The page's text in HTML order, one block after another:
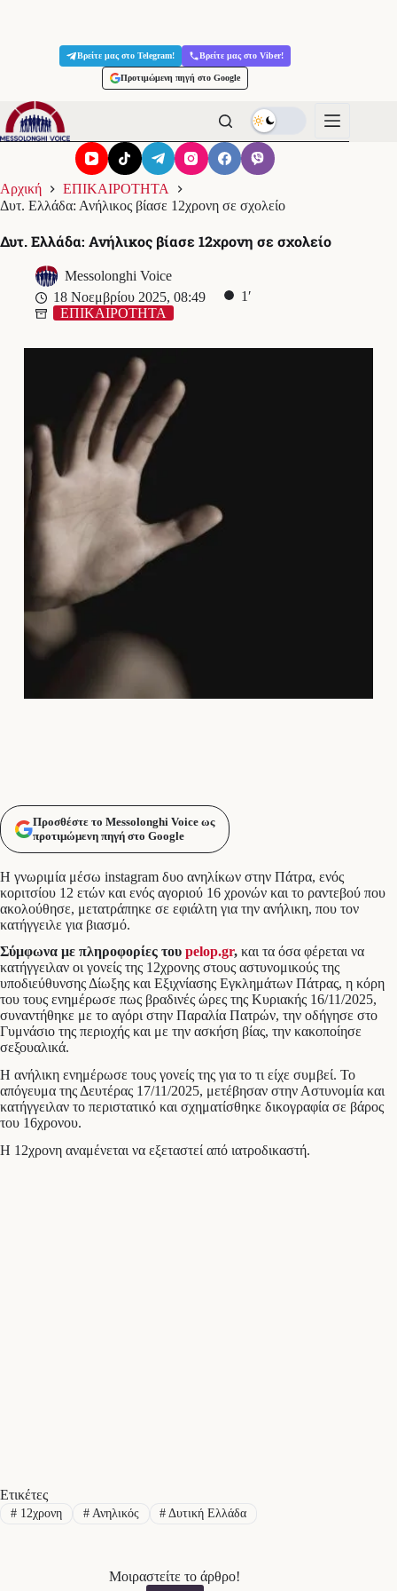
Βρείτε μας στο Telegram! Βρείτε μας στο Viber!
Προτιμώμενη πηγή στο Google
Αρχική
ΕΠΙΚΑΙΡΟΤΗΤΑ
Δυτ. Ελλάδα: Ανήλικος βίασε 12χρονη σε σχολείο
Δυτ. Ελλάδα: Ανήλικος βίασε 12χρονη σε σχολείο
Messolonghi Voice
18 Νοεμβρίου 2025, 08:49
1′
ΕΠΙΚΑΙΡΟΤΗΤΑ
Προσθέστε το Messolonghi Voice ως
προτιμώμενη πηγή στο Google
H γνωριμία μέσω instagram δυο ανηλίκων στην Πάτρα, ενός
κοριτσίου 12 ετών και ενός αγοριού 16 χρονών και το ραντεβού που
ακολούθησε, μετατράπηκε σε εφιάλτη για την ανήλικη, που τον
κατήγγειλε για βιασμό.
Σύμφωνα με πληροφορίες του pelop.gr, και τα όσα φέρεται να
κατήγγειλαν οι γονείς της 12χρονης στους αστυνομικούς της
υποδιεύθυνσης Δίωξης και Εξιχνίασης Εγκλημάτων Πάτρας, η κόρη
του τους ενημέρωσε πως βραδινές ώρες της Κυριακής 16/11/2025,
συναντήθηκε με το αγόρι στην Παραλία Πατρών, την οδήγησε στο
Γυμνάσιο της περιοχής και με την ασκήση βίας, την κακοποίησε
σεξουαλικά.
Η ανήλικη ενημέρωσε τους γονείς της για το τι είχε συμβεί. Το
απόγευμα της Δευτέρας 17/11/2025, μετέβησαν στην Αστυνομία και
κατήγγειλαν το περιστατικό και σχηματίσθηκε δικογραφία σε βάρος
του 16χρονου.
Η 12χρονη αναμένεται να εξεταστεί από ιατροδικαστή.
Ετικέτες
#12χρονη #Ανηλικός # Δυτική Ελλάδα
Μοιραστείτε το άρθρο!